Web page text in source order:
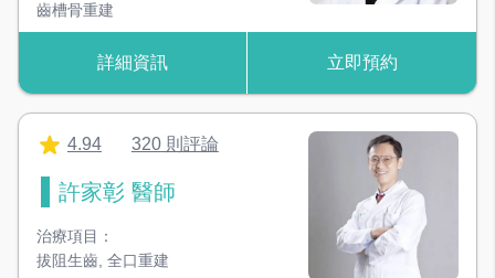
齒槽骨重建
詳細資訊 立即預約
4.94 320 則評論
許家彰 醫師
治療項目：
拔阻生齒, 全口重建